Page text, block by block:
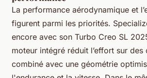
La performance aérodynamique et
figurent parmi les priorités.
encore avec son Turbo Creo SL
moteur intégré réduit l’effort sur des
combiné avec une géométrie